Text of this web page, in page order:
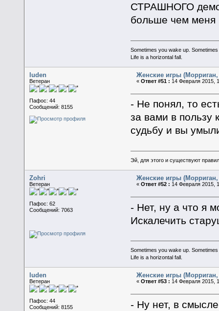
СТРАШНОГО
больше чем
Sometimes you wake up.
Life is a horizontal fall.
luden
Ветеран
Пафос: 44
Сообщений: 8155
Женские игры
«Ответ #51 : 14 Февраля 2015,
- Не понял, то
за вами в пользу
судьбу и вы
Эй, для этого и существуют
Zohri
Ветеран
Пафос: 62
Сообщений: 7063
Женские игры
«Ответ #52 : 14 Февраля 2015,
- Нет, ну а что я
Искалечить
Sometimes you wake up.
Life is a horizontal fall.
luden
Ветеран
Пафос: 44
Сообщений: 8155
Женские игры
«Ответ #53 : 14 Февраля 2015,
- Ну нет, в